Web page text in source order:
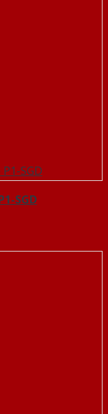
SGD